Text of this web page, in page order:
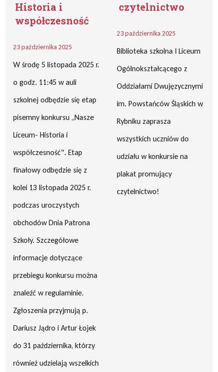
Historia i
współczesność
23 października 2025
W środę 5 listopada 2025 r.
o godz. 11:45 w auli
szkolnej odbędzie się etap
pisemny konkursu ,,Nasze
Liceum- Historia i
współczesność". Etap
finałowy odbędzie się z
kolei 13 listopada 2025 r.
podczas uroczystych
obchodów Dnia Patrona
Szkoły. Szczegółowe
informacje dotyczące
przebiegu konkursu można
znaleźć w regulaminie.
Zgłoszenia przyjmują p.
Dariusz Jądro i Artur Łojek
do 31 października, którzy
również udzielają wszelkich
czytelnictwo
23 października 2025
Biblioteka szkolna I Liceum
Ogólnokształcącego z
Oddziałami Dwujęzycznymi
im. Powstańców Śląskich w
Rybniku zaprasza
wszystkich uczniów do
udziału w konkursie na
plakat promujący
czytelnictwo!